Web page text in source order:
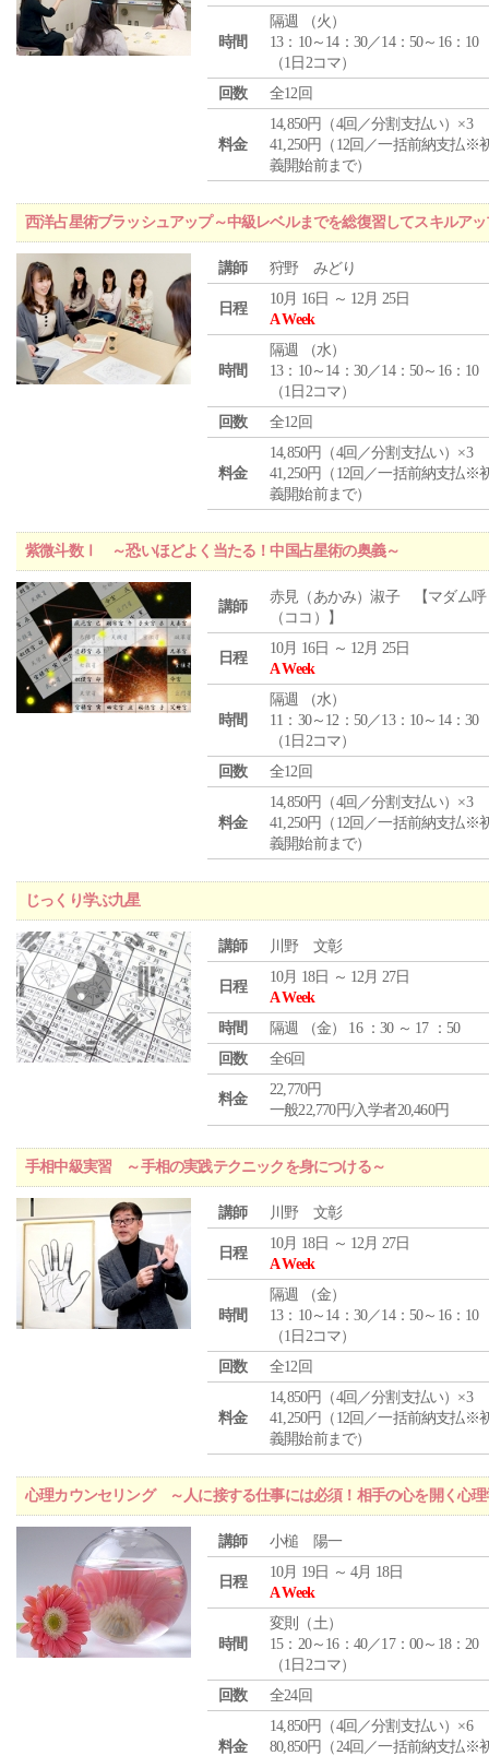
時間
隔週 （火 ）
13：10～14：30／14：50～16：10
（1日2コマ）
回数
全12回
料金
14,850円（4回／分割支払い）×3
41,250円（12回／一括前納支払※
義開始前まで）
西洋占星術ブラッシュアップ～中級レベルまでを総復習してスキルア
講師 狩野 みどり
日程
10月 16日 ～ 12月 25日
A Week
時間
隔週 （水）
13：10～14：30／14：50～16：10
（1日2コマ）
回数
全12回
料金
14,850円（4回／分割支払い）×3
41,250円（12回／一括前納支払※
義開始前まで）
紫微斗数Ⅰ ～恐いほどよく当たる！中国占星術の奥義～
講師
赤見（あかみ）淑子 【マダム呼
（ココ）】
日程
10月 16日 ～ 12月 25日
A Week
時間
隔週 （水）
11：30～12：50／13：10～14：30
（1日2コマ）
回数
全12回
料金
14,850円（4回／分割支払い）×3
41,250円（12回／一括前納支払※
義開始前まで）
じっくり学ぶ九星
講師 川野 文彰
日程
10月 18日 ～ 12月 27日
A Week
時間
隔週 （金） 16 ：30 ～ 17 ：50
回数
全6回
料金
22,770円
一般22,770円/入学者20,460円
手相中級実習 ～手相の実践テクニックを身につける～
講師 川野 文彰
日程
10月 18日 ～ 12月 27日
A Week
時間
隔週 （金）
13：10～14：30／14：50～16：10
（1日2コマ）
回数
全12回
料金
14,850円（4回／分割支払い）×3
41,250円（12回／一括前納支払※
義開始前まで）
心理カウンセリング ～人に接する仕事には必須！相手の心を開く心理
講師 小槌 陽一
日程
10月 19日 ～ 4月 18日
A Week
時間
変則（土）
15：20～16：40／17：00～18：20
（1日2コマ）
回数
全24回
料金
14,850円（4回／分割支払い）×6
80,850円（24回／一括前納支払※